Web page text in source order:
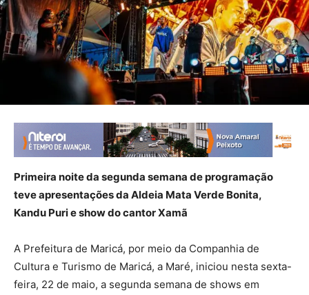
Primeira noite da segunda semana de programação
teve apresentações da Aldeia Mata Verde Bonita,
Kandu Puri e show do cantor Xamã
A Prefeitura de Maricá, por meio da Companhia de
Cultura e Turismo de Maricá, a Maré, iniciou nesta sexta-
feira, 22 de maio, a segunda semana de shows em